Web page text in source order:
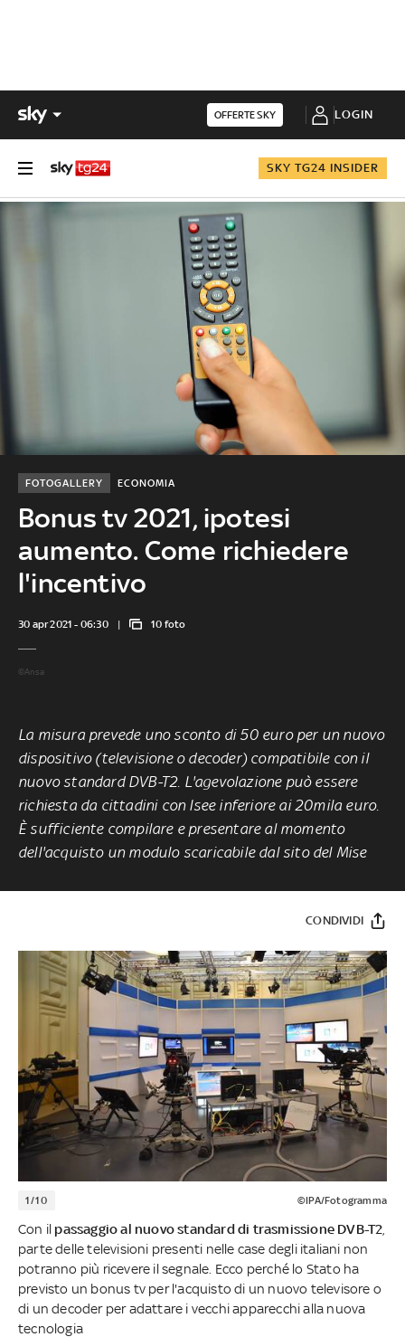
OFFERTE SKY LOGIN
SKY TG24 INSIDER
Bonus tv 2021, ipotesi
aumento. Come richiedere
l'incentivo
ECONOMIA
FOTOGALLERY
30 apr 2021 - 06:30 10 foto
©Ansa
La misura prevede uno sconto di 50 euro per un nuovo
dispositivo (televisione o decoder) compatibile con il
nuovo standard DVB-T2. L'agevolazione può essere
richiesta da cittadini con Isee inferiore ai 20mila euro.
È sufficiente compilare e presentare al momento
dell'acquisto un modulo scaricabile dal sito del Mise
CONDIVIDI
1/10 ©IPA/Fotogramma
Con il passaggio al nuovo standard di trasmissione DVB-T2
parte delle televisioni presenti nelle case degli italiani non
potranno più ricevere il segnale. Ecco perché lo Stato ha
previsto un bonus tv per l'acquisto di un nuovo televisore o
di un decoder per adattare i vecchi apparecchi alla nuova
tecnologia